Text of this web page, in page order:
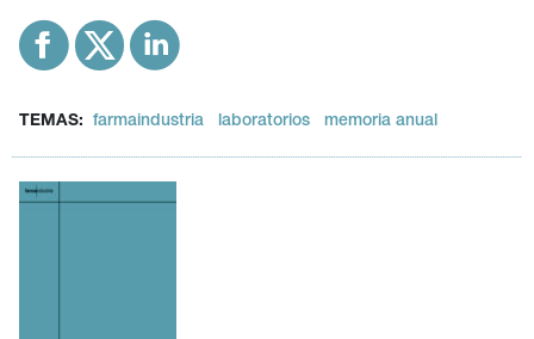
TEMAS: farmaindustria laboratorios memoria anual